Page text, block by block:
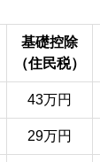
基礎控除
（住民税）
43万円
29万円